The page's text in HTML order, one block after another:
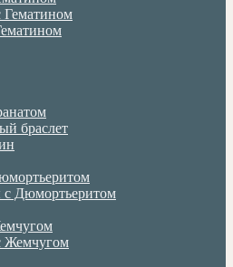
Гематином
браслет
с Дюмортьеритом
Жемчугом